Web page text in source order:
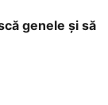
genele și să